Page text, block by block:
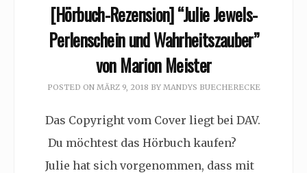
[Hörbuch-Rezension] “Julie Jewels-
Perlenschein und Wahrheitszauber”
von Marion Meister
POSTED ON MÄRZ 9, 2018 BY MANDYS BUECHERECKE
Das Copyright vom Cover liegt bei DAV.
Du möchtest das Hörbuch kaufen?
Julie hat sich vorgenommen, dass mit